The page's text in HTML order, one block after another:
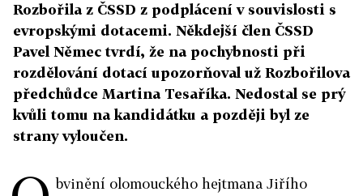
Rozbořila z ČSSD z podplácení v souvislosti s
evropskými dotacemi. Někdejší člen ČSSD
Pavel Němec tvrdí, že na pochybnosti při
rozdělování dotací upozorňoval už Rozbořilova
předchůdce Martina Tesaříka. Nedostal se prý
kvůli tomu na kandidátku a později byl ze
strany vyloučen.
bvinění olomouckého hejtmana Jiřího